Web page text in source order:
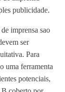
publicidade.
imprensa sao
ser
Para
uma ferramenta
potenciais,